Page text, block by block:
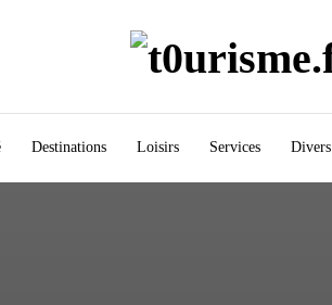
Destinations Loisirs Services Divers